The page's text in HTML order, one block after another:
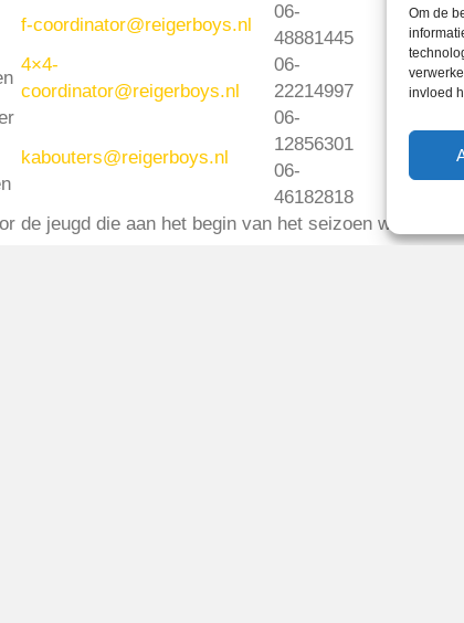
Om de
invloed
f-coordinator@reigerboys.nl
06-
48881445
4×4-
coordinator@reigerboys.nl
06-
22214997
kabouters@reigerboys.nl
06-
12856301
06-
46182818
de jeugd die aan het begin van het seizoen wordt